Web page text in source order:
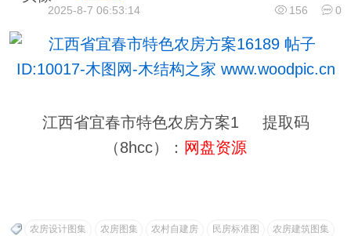
156
0
2025-8-7 06:53:14
江西省宜春市特色农房方案1 提取码
（8hcc）： 网盘资源
农房设计图集 农房图集 农村自建房 民房标准图 农房建筑图集